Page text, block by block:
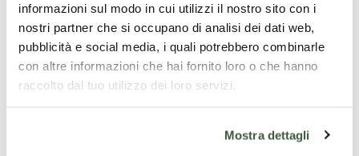
informazioni sul modo in cui utilizzi il nostro sito con i
nostri partner che si occupano di analisi dei dati web,
pubblicità e social media, i quali potrebbero combinarle
con altre informazioni che hai fornito loro o che hanno
raccolto dal tuo utilizzo dei loro servizi.
Mostra dettagli